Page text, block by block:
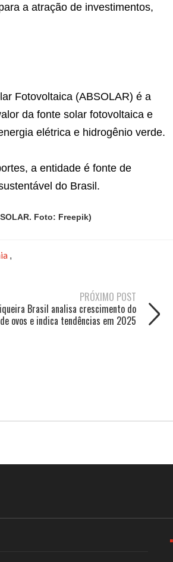
a atração de investimentos,
Fotovoltaica (ABSOLAR) é a
da fonte solar fotovoltaica e
elétrica e hidrogênio verde.
a entidade é fonte de
do Brasil.
Foto: Freepik)
,
PRÓXIMO POST
Brasil analisa crescimento do
ovos e indica tendências em 2025